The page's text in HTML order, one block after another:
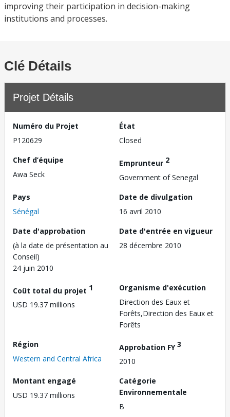
improving their participation in decision-making
institutions and processes.
Clé Détails
Projet Détails
Numéro du Projet
P120629
État
Closed
Chef d’équipe
Awa Seck
Emprunteur 2
Government of Senegal
Pays
Sénégal
Date de divulgation
16 avril 2010
Date d'approbation
(à la date de présentation au
Conseil)
24 juin 2010
Date d'entrée en vigueur
28 décembre 2010
Coût total du projet 1
USD 19.37 millions
Organisme d'exécution
Direction des Eaux et
Forêts,Direction des Eaux et
Forêts
Région
Western and Central Africa
Approbation FY3
2010
Montant engagé
USD 19.37 millions
Catégorie
Environnementale
B